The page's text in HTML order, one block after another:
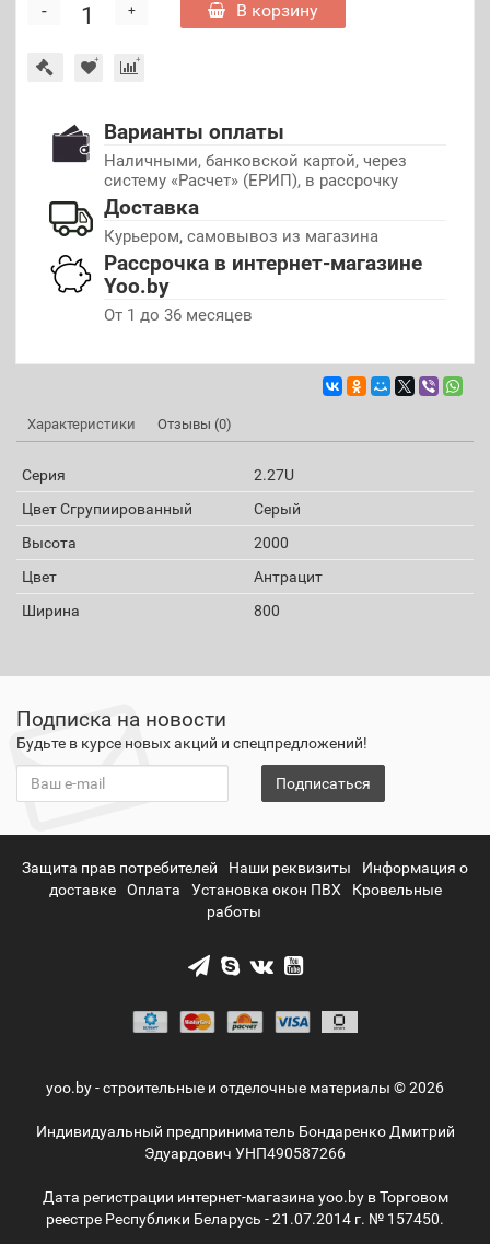
+
- В корзину
Варианты оплаты
Наличными, банковской картой, через
систему «Расчет» (ЕРИП), в рассрочку
Доставка
Курьером, самовывоз из магазина
Рассрочка в интернет-магазине
Yoo.by
От 1 до 36 месяцев
Характеристики Отзывы (0)
Серия
2.27U
Цвет Сгрупиированный
Серый
Высота
2000
Цвет
Антрацит
Ширина
800
Подписка на новости
Будьте в курсе новых акций и спецпредложений!
Подписаться
Защита прав потребителей Наши реквизиты
Информация о
доставке
Оплата Установка окон ПВХ
Кровельные
работы
yoo.by - строительные и отделочные материалы © 2026
Индивидуальный предприниматель Бондаренко Дмитрий
Эдуардович УНП490587266
Дата регистрации интернет-магазина yoo.by в Торговом
реестре Республики Беларусь - 21.07.2014 г. № 157450.